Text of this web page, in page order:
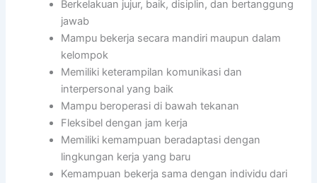
Berkelakuan jujur, baik, disiplin, dan bertanggung
jawab
Mampu bekerja secara mandiri maupun dalam
kelompok
Memiliki keterampilan komunikasi dan
interpersonal yang baik
Mampu beroperasi di bawah tekanan
Fleksibel dengan jam kerja
Memiliki kemampuan beradaptasi dengan
lingkungan kerja yang baru
Kemampuan bekerja sama dengan individu dari